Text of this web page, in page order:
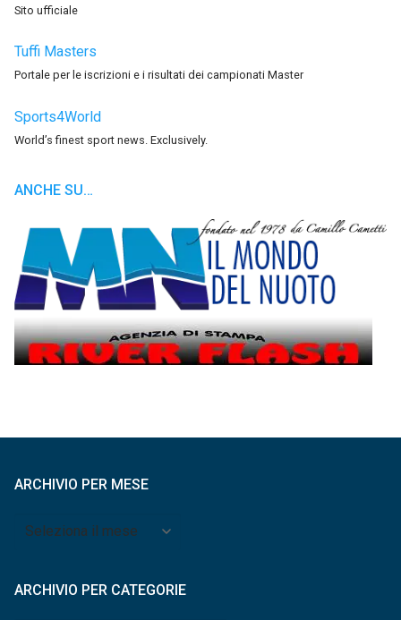
Sito ufficiale
Tuffi Masters
Portale per le iscrizioni e i risultati dei campionati Master
Sports4World
World’s finest sport news. Exclusively.
ANCHE SU…
ARCHIVIO PER MESE
Archivio
ARCHIVIO PER CATEGORIE